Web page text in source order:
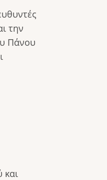
την
Πάνου
και